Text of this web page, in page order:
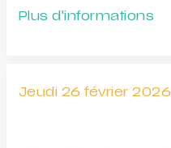
Journée
Plus d'informations
Jeudi 26 février 2026